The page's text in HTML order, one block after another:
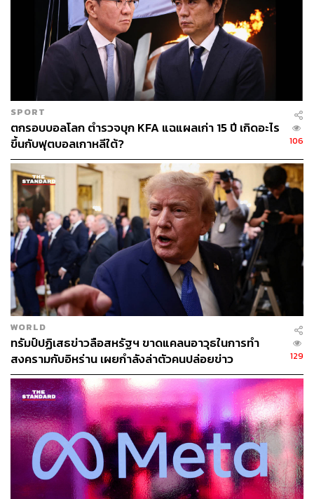
เกษมสิทธิ์ ปฐมศักดิ์ รองประธานสภาหอการค้าแห่ง
ประเทศไทย ประธาน ผู้แทน ABAC และ APEC ของภาค
เอกชนไทย กล่าวเสริมว่า ปัจจุบันการลงทุนของไทยใน
สหรัฐฯ มีมูลค่าสูงกว่า 17,000 ล้านดอลลาร์สหรัฐ (ประมาณ
620,000 ล้านบาท) และมีการจ้างงานชาวอเมริกันประมาณ
12,000 ตำแหน่ง สะท้อนถึงศักยภาพของภาคธุรกิจไทยใน
การขยายฐานการลงทุนเพิ่มเติมในตลาดสหรัฐฯ เชื่อว่านอก
จากผู้ลงทุนรายเดิมของไทยนั้น จะมีรายใหม่เพิ่มเติมอีก
แน่นอน
นอกจากนี้ การเข้าร่วมงาน SelectUSA ครั้งนี้ ยังเป็นโอกาส
สำคัญในการสำรวจความร่วมมือกับแต่ละรัฐของสหรัฐฯ เพื่อ
หาโอกาสใหม่ๆ ในการลงทุน และการนำเข้าสินค้าจาก
สหรัฐฯ โดยเฉพาะสินค้าเกษตร เพื่อสนับสนุนความสมดุล
ทางการค้าระหว่างสองประเทศ
พจน์ย้ำว่า “ตลาดสหรัฐฯ เป็นตลาดยุทธศาสตร์ที่มีความ
สำคัญอย่างยิ่งต่อเศรษฐกิจไทย และเป็นหนึ่งในตลาดที่นัก
ลงทุนไทยมีศักยภาพในการขยายธุรกิจและสร้างการจ้างงาน
มากที่สุดในภูมิภาคอาเซียน เราหวังว่า ทั้ง 2 ประเทศจะเร่ง
ให้มีความคืบหน้าในการเจรจาเรื่อง ภาษีศุลกากร (Tariff)
ระหว่างไทยและสหรัฐฯ เพื่อสร้างความชัดเจนและเอื้อต่อ
การดำเนินธุรกิจระหว่างกันให้ได้ภายในเดือนนี้”
ทั้งนี้ เช้าวันนี้ (11 พ.ค.) ตามเวลาท้องถิ่นสหรัฐฯ คณะผู้
บริหาร รัฐและเอกชนที่ลงทุนในสหรัฐฯ เข้าร่วมประชุม
สำคัญกับท่านเอกอัครราชทูต ณ กรุงวอชิงตัน สุริยา จินดา
วงษ์ และทีมประเทศไทย (Team Thailand) ณ สถาน
SPORT
ตกรอบบอลโลก ตำรวจบุก KFA แฉแผลเก่า 15 ปี เกิดอะไร
ขึ้นกับฟุตบอลเกาหลีใต้?
106
WORLD
ทรัมป์ปฏิเสธข่าวลือสหรัฐฯ ขาดแคลนอาวุธในการทำ
สงครามกับอิหร่าน เผยกำลังล่าตัวคนปล่อยข่าว
129